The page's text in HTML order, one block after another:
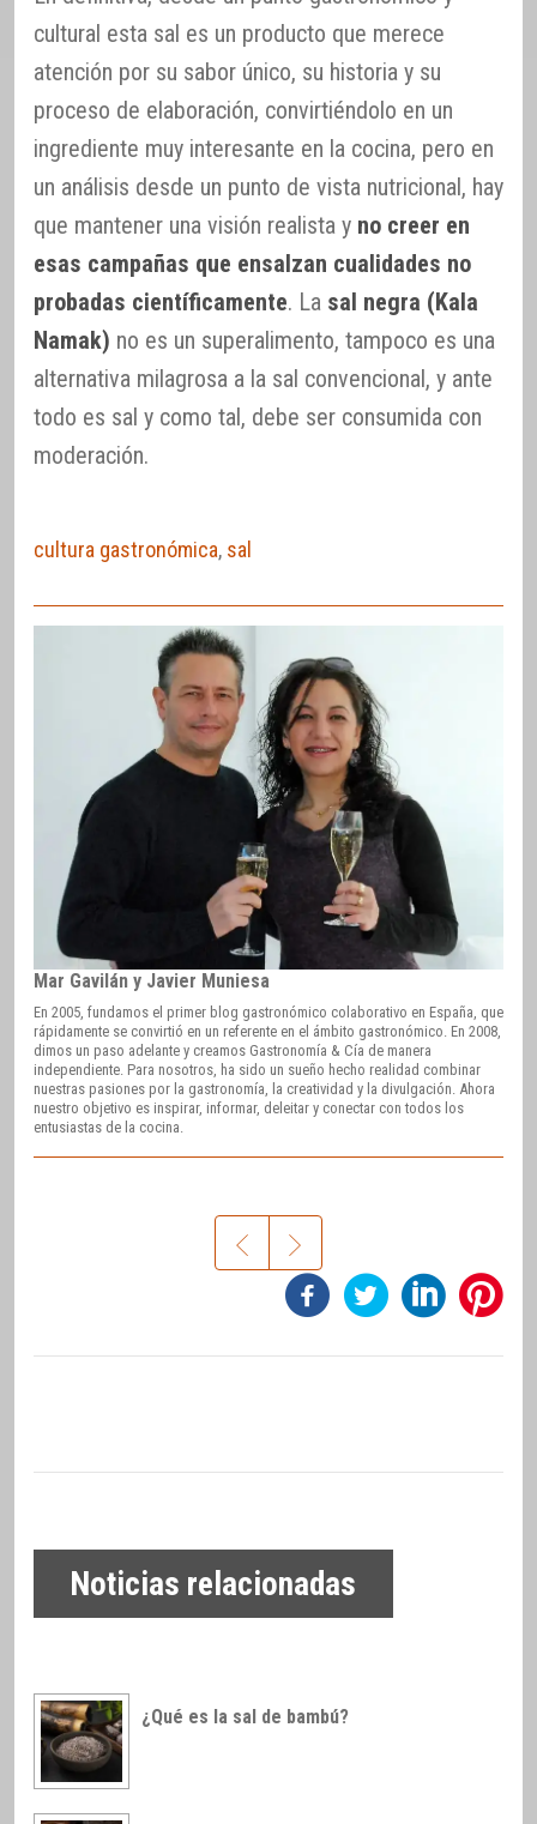
cultural esta sal es un producto que merece
atención por su sabor único, su historia y su
proceso de elaboración, convirtiéndolo en un
ingrediente muy interesante en la cocina, pero en
un análisis desde un punto de vista nutricional, hay
que mantener una visión realista y no creer en
esas campañas que ensalzan cualidades no
probadas científicamente. La sal negra (Kala
Namak) no es un superalimento, tampoco es una
alternativa milagrosa a la sal convencional, y ante
todo es sal y como tal, debe ser consumida con
moderación.
cultura gastronómica, sal
Mar Gavilán y Javier Muniesa
En 2005, fundamos el primer blog gastronómico colaborativo en España, que
rápidamente se convirtió en un referente en el ámbito gastronómico. En 2008,
dimos un paso adelante y creamos Gastronomía & Cía de manera
independiente. Para nosotros, ha sido un sueño hecho realidad combinar
nuestras pasiones por la gastronomía, la creatividad y la divulgación. Ahora
nuestro objetivo es inspirar, informar, deleitar y conectar con todos los
entusiastas de la cocina.
Noticias relacionadas
¿Qué es la sal de bambú?